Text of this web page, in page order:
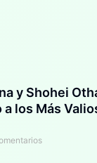
y Shohei
los Más